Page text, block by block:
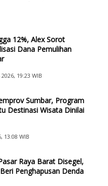
12%, Alex Sorot
Dana Pemulihan
19:23 WIB
Sumbar, Program
Destinasi Wisata Dinilai
13:08 WIB
Raya Barat Disegel,
Penghapusan Denda